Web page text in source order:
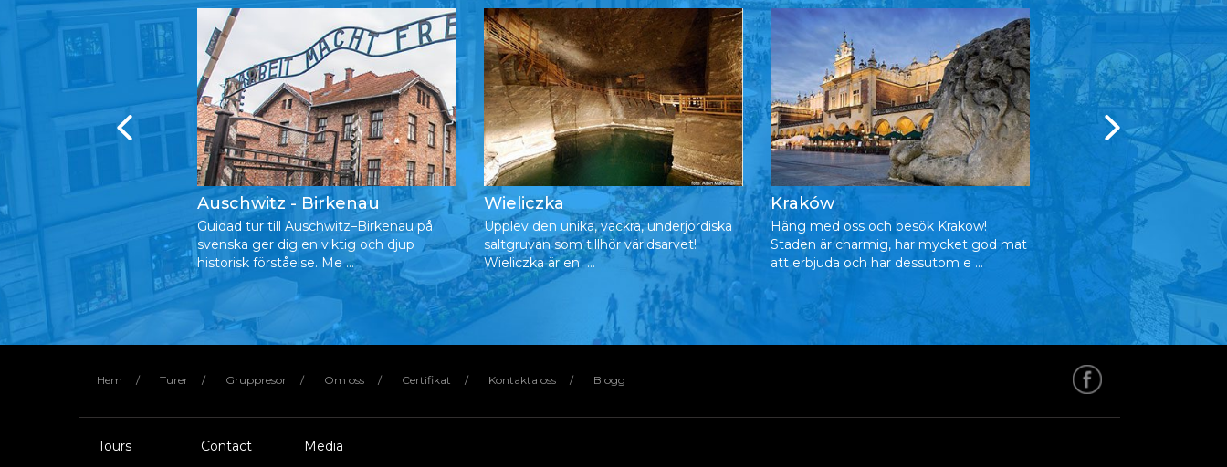
Termalbad
och ta dig till
bl.a. på det
...
Auschwitz - Birkenau
Guidad tur till Auschwitz–Birkenau på
svenska ger dig en viktig och djup
historisk förståelse. Me ...
Wieliczka
Upplev den unika, vackra, underjordiska
saltgruvan som tillhör världsarvet!
Wieliczka är en ...
Kraków
Häng med oss och besök Krakow!
Staden är charmig, har mycket god mat
att erbjuda och har dessutom e ...
Zakopane
Upplev Polens
Zakopane! Njut av fina
den ...
Hem Turer Gruppresor Om oss Certifikat Kontakta oss Blogg
Tours Contact Media